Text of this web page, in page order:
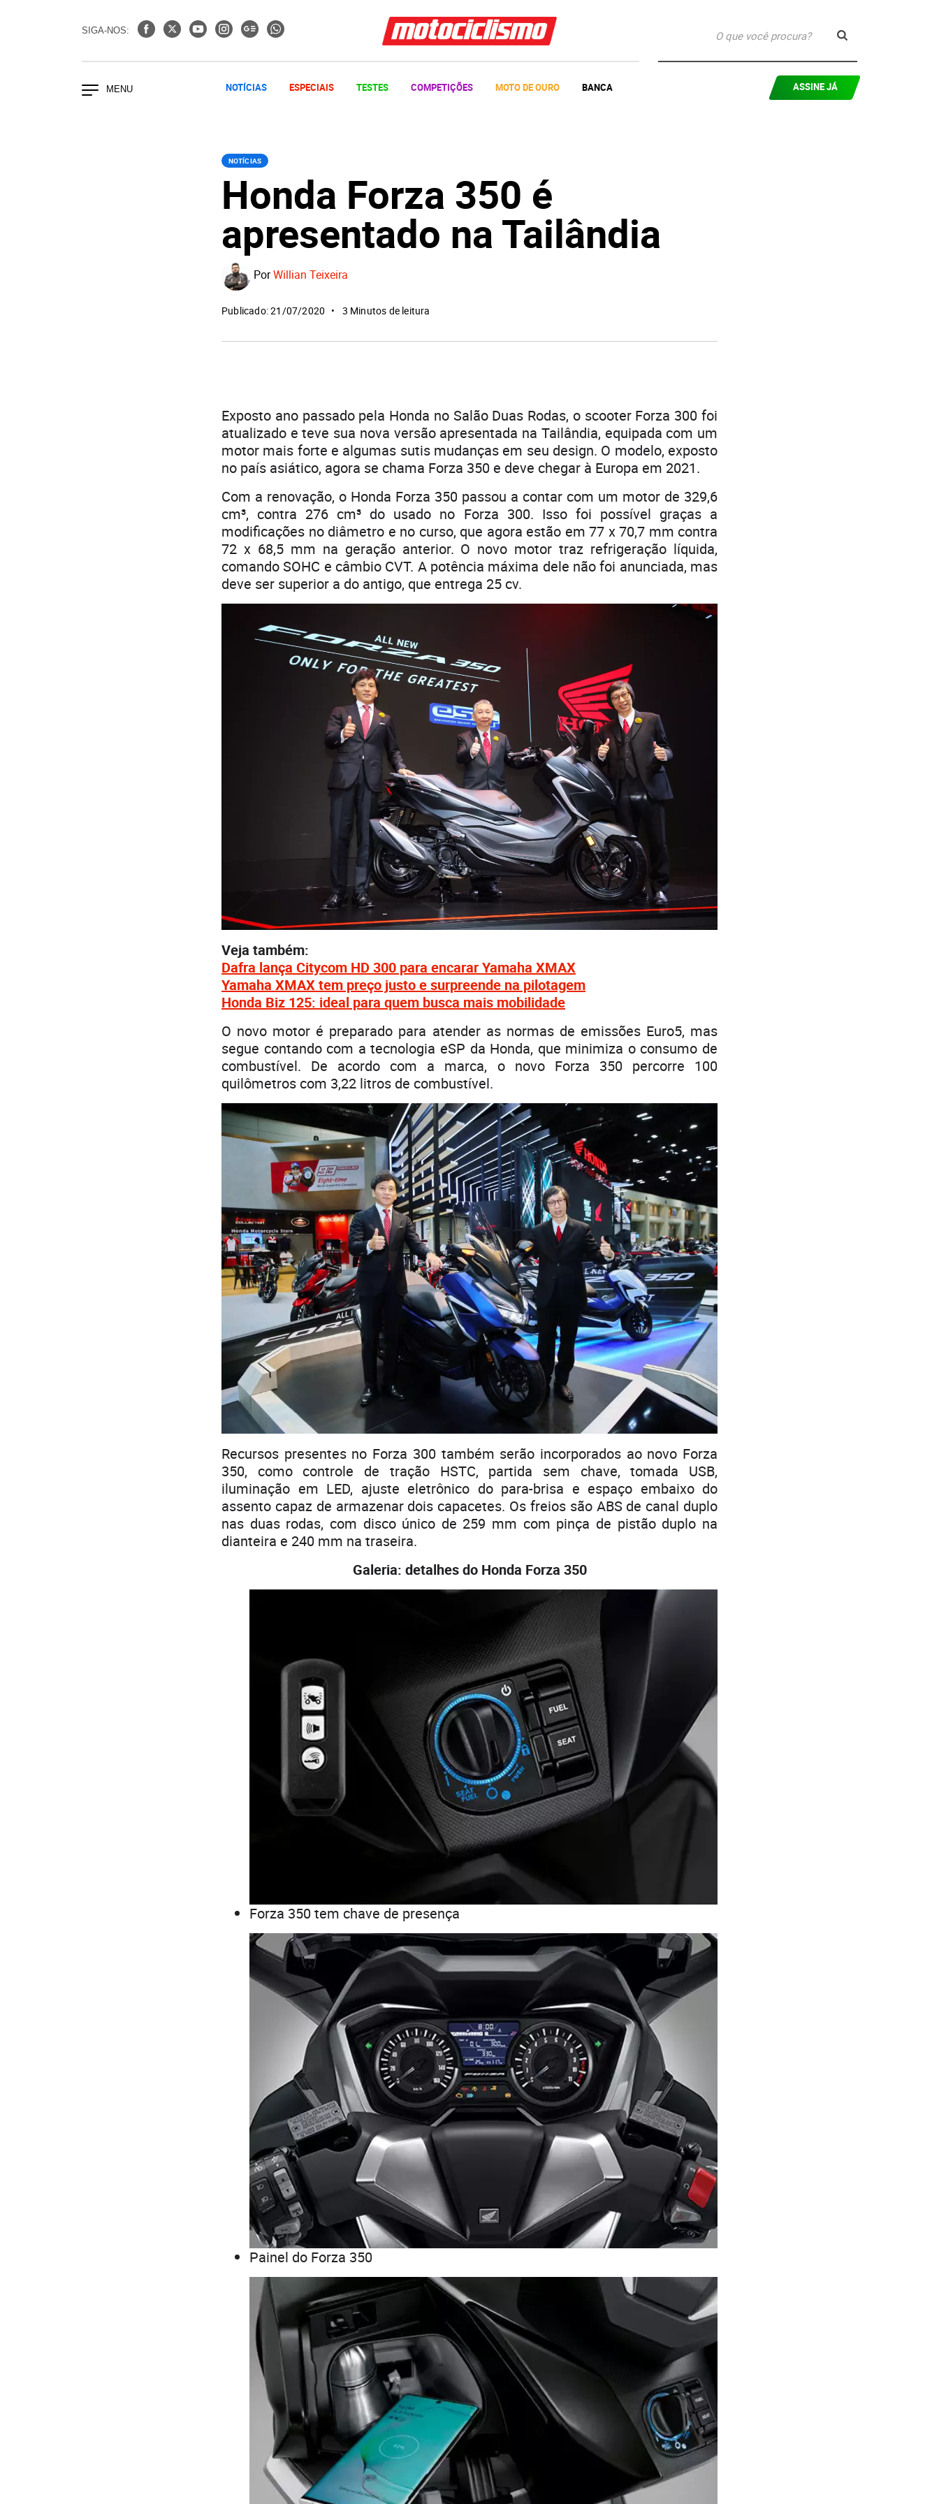
SIGA-NOS:
NOTÍCIAS ESPECIAIS TESTES COMPETIÇÕES MOTO DE OURO BANCA ASSINE JÁ
NOTÍCIAS
Honda Forza 350 é
apresentado na Tailândia
PorWillian Teixeira
Publicado: 21/07/2020 3 Minutos de leitura
Exposto ano passado pela Honda no Salão Duas Rodas, o scooter Forza 300 foi
atualizado e teve sua nova versão apresentada na Tailândia, equipada com um
motor mais forte e algumas sutis mudanças em seu design. O modelo, exposto
no país asiático, agora se chama Forza 350 e deve chegar à Europa em 2021.
Com a renovação, o Honda Forza 350 passou a contar com um motor de 329,6
cm³, contra 276 cm³ do usado no Forza 300. Isso foi possível graças a
modificações no diâmetro e no curso, que agora estão em 77 x 70,7 mm contra
72 x 68,5 mm na geração anterior. O novo motor traz refrigeração líquida,
comando SOHC e câmbio CVT. A potência máxima dele não foi anunciada, mas
deve ser superior a do antigo, que entrega 25 cv.
Veja também:
Dafra lança Citycom HD 300 para encarar Yamaha XMAX
Yamaha XMAX tem preço justo e surpreende na pilotagem
Honda Biz 125: ideal para quem busca mais mobilidade
O novo motor é preparado para atender as normas de emissões Euro5, mas
segue contando com a tecnologia eSP da Honda, que minimiza o consumo de
combustível. De acordo com a marca, o novo Forza 350 percorre 100
quilômetros com 3,22 litros de combustível.
Recursos presentes no Forza 300 também serão incorporados ao novo Forza
350, como controle de tração HSTC, partida sem chave, tomada USB,
iluminação em LED, ajuste eletrônico do para-brisa e espaço embaixo do
assento capaz de armazenar dois capacetes. Os freios são ABS de canal duplo
nas duas rodas, com disco único de 259 mm com pinça de pistão duplo na
dianteira e 240 mm na traseira.
Galeria: detalhes do Honda Forza 350
Forza 350 tem chave de presença
Painel do Forza 350